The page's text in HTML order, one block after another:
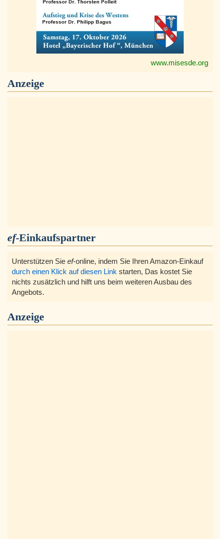
www.misesde.org
Anzeige
ef-Einkaufspartner
Unterstützen Sie ef-online, indem Sie Ihren Amazon-Einkauf
durch einen Klick auf diesen Link starten, Das kostet Sie
nichts zusätzlich und hilft uns beim weiteren Ausbau des
Angebots.
Anzeige